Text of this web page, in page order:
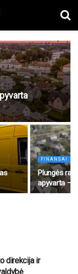
FINANSAI
Plungės
apyvarta –
direkcija ir